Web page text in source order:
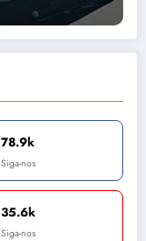
78.9k
Siga-nos
35.6k
Siga-nos